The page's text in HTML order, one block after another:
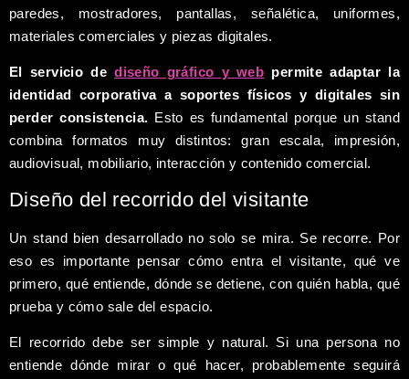
paredes, mostradores, pantallas, señalética, uniformes,
materiales comerciales y piezas digitales.
El servicio dediseño gráfico y web permite adaptar la
identidad corporativa a soportes físicos y digitales sin
perder consistencia. Esto es fundamental porque un stand
combina formatos muy distintos: gran escala, impresión,
audiovisual, mobiliario, interacción y contenido comercial.
Diseño del recorrido del visitante
Un stand bien desarrollado no solo se mira. Se recorre. Por
eso es importante pensar cómo entra el visitante, qué ve
primero, qué entiende, dónde se detiene, con quién habla, qué
prueba y cómo sale del espacio.
El recorrido debe ser simple y natural. Si una persona no
entiende dónde mirar o qué hacer, probablemente seguirá